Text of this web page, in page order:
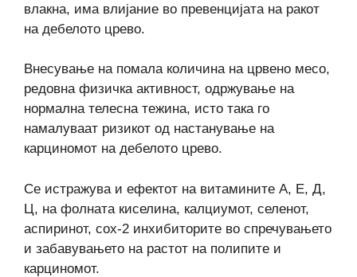
влакна, има влијание во превенцијата на ракот
на дебелото црево.
Внесување на помала количина на црвено месо,
редовна физичка активност, одржување на
нормална телесна тежина, исто така го
намалуваат ризикот од настанување на
карциномот на дебелото црево.
Се истражува и ефектот на витамините А, Е, Д,
Ц, на фолната киселина, калциумот, селенот,
аспиринот, cox-2 инхибиторите во спречувањето
и забавувањето на растот на полипите и
карциномот.